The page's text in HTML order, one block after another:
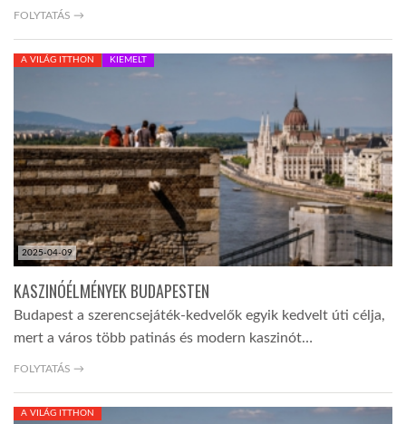
FOLYTATÁS →
2025-04-09
A VILÁG ITTHON KIEMELT
KASZINÓÉLMÉNYEK BUDAPESTEN
Budapest a szerencsejáték-kedvelők egyik kedvelt úti célja,
mert a város több patinás és modern kaszinót…
FOLYTATÁS →
A VILÁG ITTHON